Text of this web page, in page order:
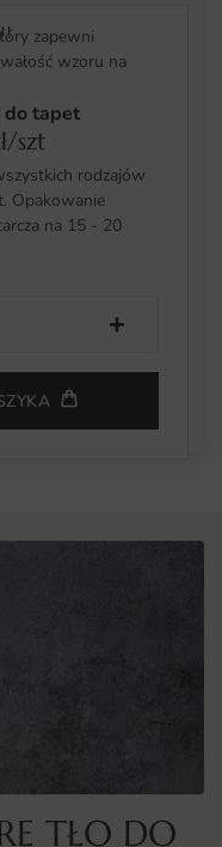
zapewni
wzoru na
do tapet
szt
rodzajów
Opakowanie
na 15 - 20
+
TŁO DO